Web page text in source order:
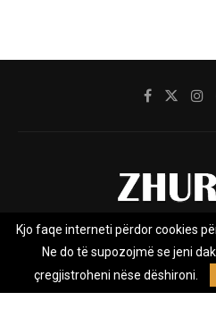
Rreth nesh Impresumi
Privacy
Zhurnal.mk është Agjenci e
Kjo faqe interneti përdor cookies
Ne do të supozojmë se jeni
çregjistroheni nëse dëshironi.